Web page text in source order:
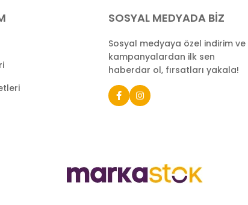
SOSYAL MEDYADA BİZ
Sosyal medyaya özel indirim ve
kampanyalardan ilk sen
haberdar ol, fırsatları yakala!